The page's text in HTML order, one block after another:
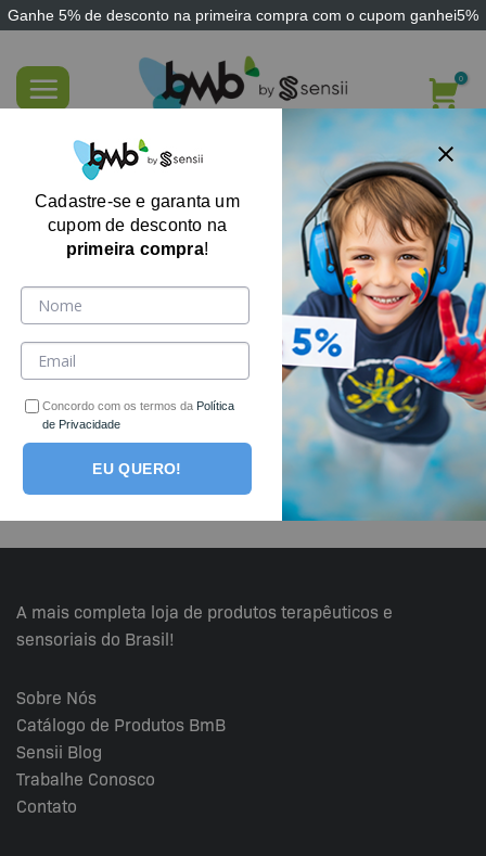
Ganhe 5% de desconto na primeira compra com o cupom ganhei5%
content
FILTRE AQUI
Nenhum produto foi encontrado para a sua seleção.
Receba ofertas, cupons e novidades por e-mail!
A mais completa loja de produtos terapêuticos e
sensoriais do Brasil!
Sobre Nós
Catálogo de Produtos BmB
Sensii Blog
Trabalhe Conosco
Contato
Cadastre-se e garanta um
cupom de desconto na
primeira compra!
Concordo com os termos da Política
de Privacidade
EU QUERO!